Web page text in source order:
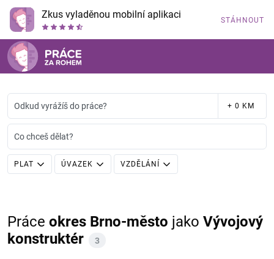
Zkus vyladěnou mobilní aplikaci STÁHNOUT
Odkud vyrážíš do práce? + 0 KM
Co chceš dělat?
PLAT ÚVAZEK VZDĚLÁNÍ
Práce okres Brno-město jako Vývojový
konstruktér
3